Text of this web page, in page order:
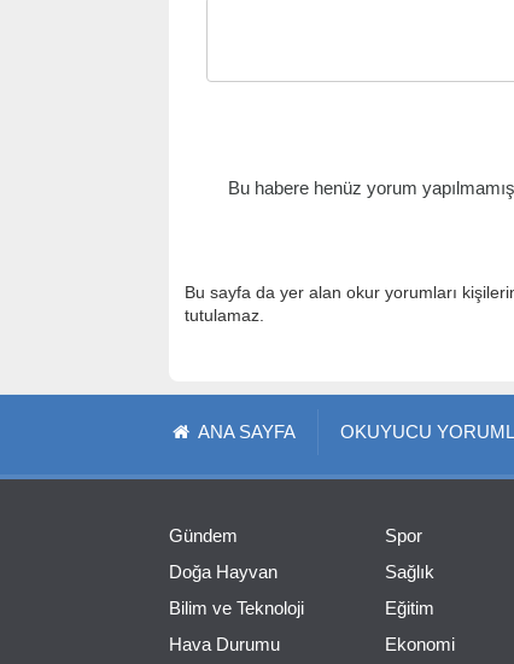
Bu habere henüz yorum
Bu sayfa da yer alan okur yorumları
tutulamaz.
ANA SAYFA OKUYUCU
Gündem
Doğa Hayvan
Bilim ve Teknoloji
Hava Durumu
Spor
Sağlık
Eğitim
Ekonomi